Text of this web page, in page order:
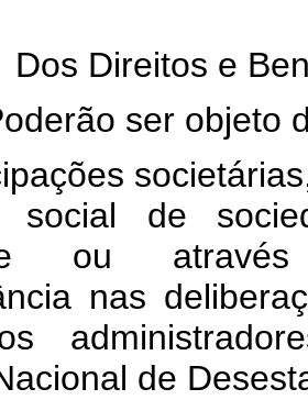
Dos Direitos e
ser objeto
social de
ou
nas
de